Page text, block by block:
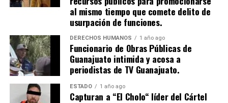
al mismo tiempo que comete delito de
usurpación de funciones.
DERECHOS HUMANOS 1 año ago
Funcionario de Obras Públicas de
Guanajuato intimida y acosa a
periodistas de TV Guanajuato.
ESTADO 1 año ago
Capturan a “El Cholo“ líder del Cártel